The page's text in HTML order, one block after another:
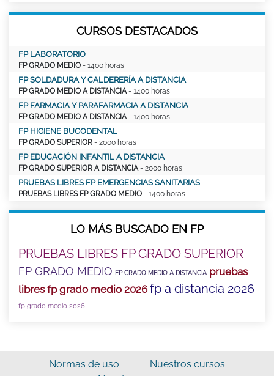
CURSOS DESTACADOS
FP LABORATORIO
FP GRADO MEDIO - 1400 horas
FP SOLDADURA Y CALDERERÍA A DISTANCIA
FP GRADO MEDIO A DISTANCIA - 1400 horas
FP FARMACIA Y PARAFARMACIA A DISTANCIA
FP GRADO MEDIO A DISTANCIA - 1400 horas
FP HIGIENE BUCODENTAL
FP GRADO SUPERIOR - 2000 horas
FP EDUCACIÓN INFANTIL A DISTANCIA
FP GRADO SUPERIOR A DISTANCIA - 2000 horas
PRUEBAS LIBRES FP EMERGENCIAS SANITARIAS
PRUEBAS LIBRES FP GRADO MEDIO - 1400 horas
LO MÁS BUSCADO EN FP
PRUEBAS LIBRES FP GRADO SUPERIOR
FP GRADO MEDIO FP GRADO MEDIO A DISTANCIA pruebas
libres fp grado medio 2026 fp a distancia 2026
fp grado medio 2026
Normas de uso
Nuestros cursos